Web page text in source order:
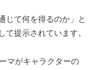
じて何を得るのか」と
て提示されています。
マがキャラクターの